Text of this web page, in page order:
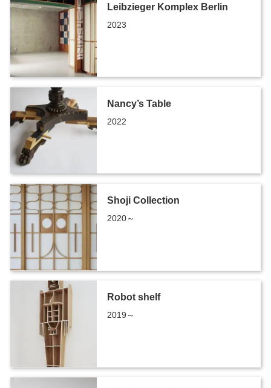
Leibzieger Komplex Berlin
2023
Nancy’s Table
2022
Shoji Collection
2020～
Robot shelf
2019～